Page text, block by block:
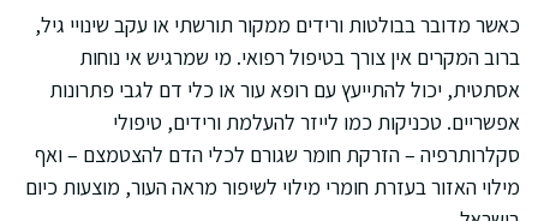
כאשר מדובר בבולטות ורידים ממקור תורשתי או עקב שינויי גיל,
ברוב המקרים אין צורך בטיפול רפואי. מי שמרגיש אי נוחות
אסתטית, יכול להתייעץ עם רופא עור או כלי דם לגבי פתרונות
אפשריים. טכניקות כמו לייזר להעלמת ורידים, טיפולי
סקלרותרפיה – הזרקת חומר שגורם לכלי הדם להצטמצם – ואף
מילוי האזור בעזרת חומרי מילוי לשיפור מראה העור, מוצעות כיום